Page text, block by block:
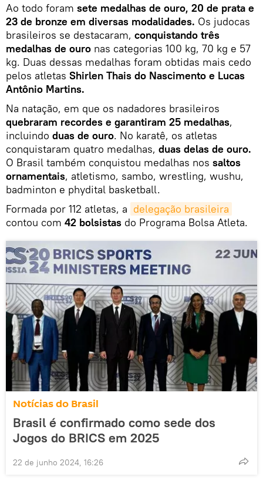
Ao todo foram sete medalhas de ouro, 20 de prata e
23 de bronze em diversas modalidades. Os judocas
brasileiros se destacaram, conquistando três
medalhas de ouro nas categorias 100 kg, 70 kg e 57
kg. Duas dessas medalhas foram obtidas mais cedo
pelos atletas Shirlen Thais do Nascimento e Lucas
Antônio Martins.
Na natação, em que os nadadores brasileiros
quebraram recordes e garantiram 25 medalhas,
incluindo duas de ouro. No karatê, os atletas
conquistaram quatro medalhas, duas delas de ouro.
O Brasil também conquistou medalhas nos saltos
ornamentais, atletismo, sambo, wrestling, wushu,
badminton e phydital basketball.
Formada por 112 atletas, a delegação brasileira
contou com 42 bolsistas do Programa Bolsa Atleta.
Notícias do Brasil
Brasil é confirmado como sede dos
Jogos do BRICS em 2025
22 de junho 2024, 16:26